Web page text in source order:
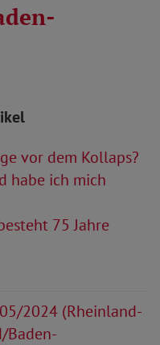
vor dem Kollaps?
habe ich mich
75 Jahre
2024 (Rheinland-
Baden-